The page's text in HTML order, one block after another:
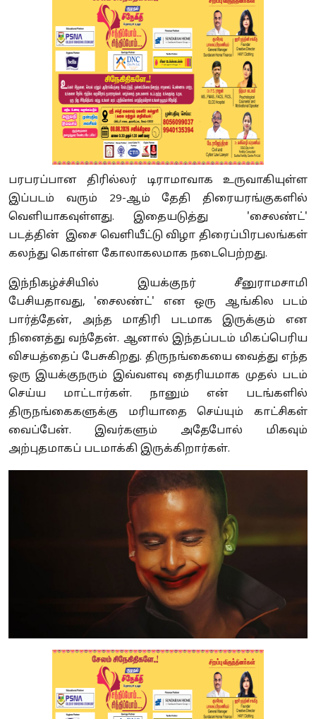
பரபரப்பான திரில்லர் டிராமாவாக உருவாகியுள்ள
இப்படம் வரும் 29-ஆம் தேதி திரையரங்குகளில்
வெளியாகவுள்ளது. இதையடுத்து 'சைலண்ட்'
படத்தின் இசை வெளியீட்டு விழா திரைப்பிரபலங்கள்
கலந்து கொள்ள கோலாகலமாக நடைபெற்றது.
இந்நிகழ்ச்சியில் இயக்குநர் சீனுராமசாமி
பேசியதாவது, 'சைலண்ட்' என ஒரு ஆங்கில படம்
பார்த்தேன், அந்த மாதிரி படமாக இருக்கும் என
நினைத்து வந்தேன். ஆனால் இந்தப்படம் மிகப்பெரிய
விசயத்தைப் பேசுகிறது. திருநங்கையை வைத்து எந்த
ஒரு இயக்குநரும் இவ்வளவு தைரியமாக முதல் படம்
செய்ய மாட்டார்கள். நானும் என் படங்களில்
திருநங்கைகளுக்கு மரியாதை செய்யும் காட்சிகள்
வைப்பேன். இவர்களும் அதேபோல் மிகவும்
அற்புதமாகப் படமாக்கி இருக்கிறார்கள்.